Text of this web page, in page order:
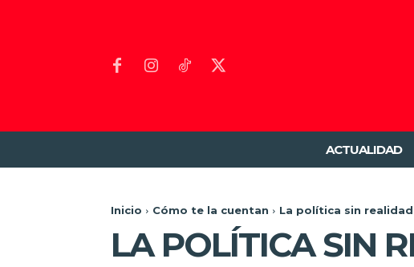
ACTUALIDAD
Inicio Cómo te la cuentan La política sin
LA POLÍTICA SIN